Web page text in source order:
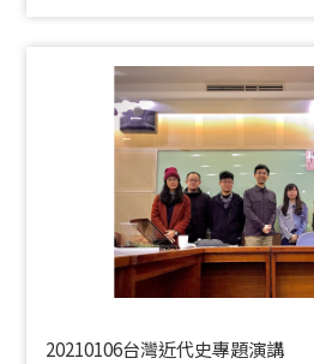
20210106台灣近代史專題演講